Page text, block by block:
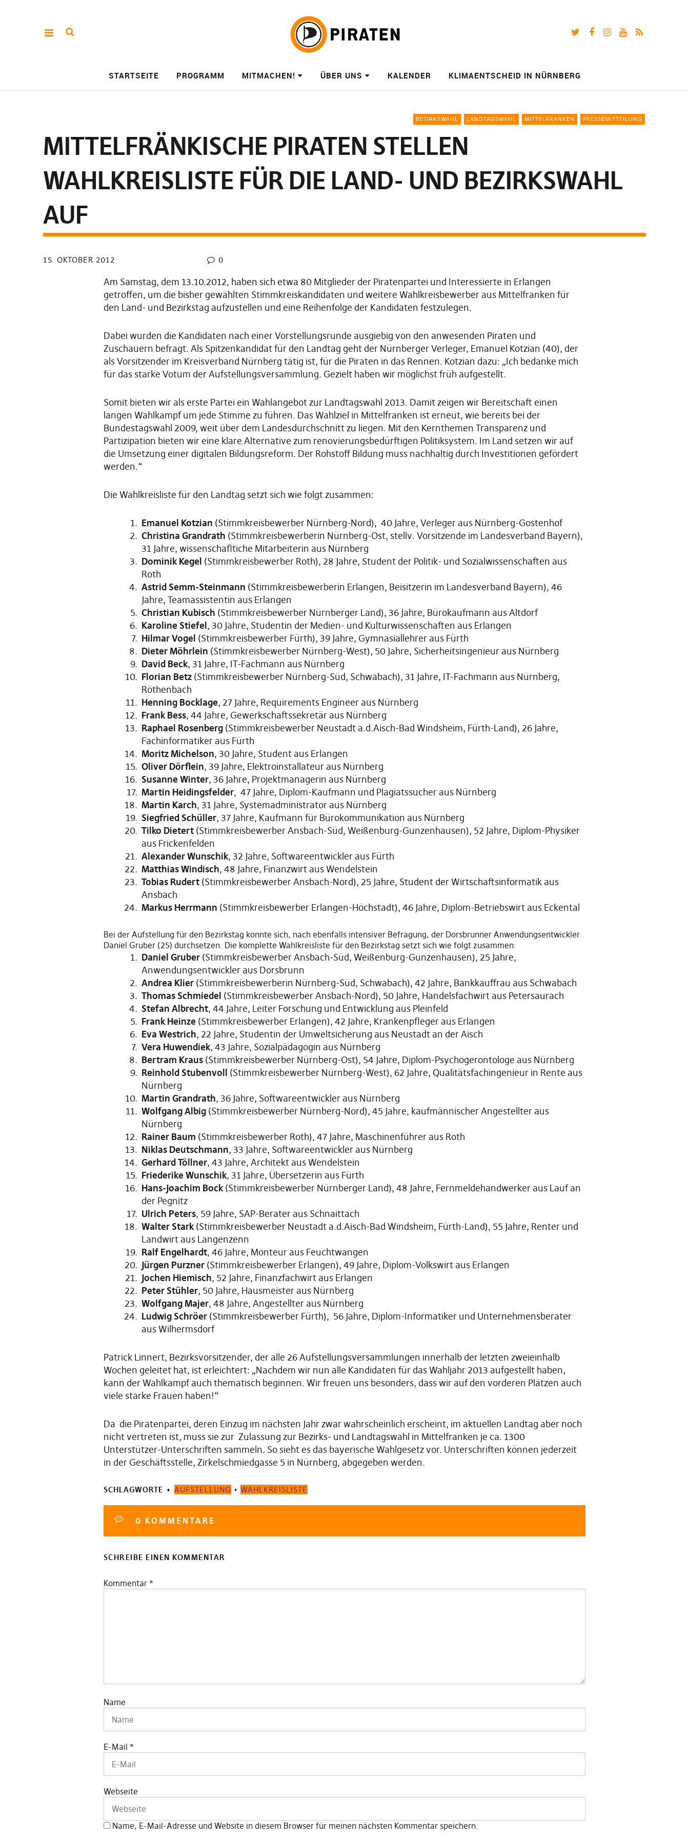
STARTSEITE
PROGRAMM MITMACHEN! ÜBER UNS KALENDER KLIMAENTSCHEID IN NÜRNBERG
BEZIRKSWAHL LANDTAGSWAHL MITTELFRANKEN PRESSEMITTEILUNG
MITTELFRÄNKISCHE PIRATEN STELLEN
WAHLKREISLISTE FÜR DIE LAND- UND BEZIRKSWAHL
AUF
15. OKTOBER 2012 0
Am Samstag, dem 13.10.2012, haben sich etwa 80 Mitglieder der Piratenpartei und Interessierte in Erlangen
getroffen, um die bisher gewählten Stimmkreiskandidaten und weitere Wahlkreisbewerber aus Mittelfranken für
den Land- und Bezirkstag aufzustellen und eine Reihenfolge der Kandidaten festzulegen.
Dabei wurden die Kandidaten nach einer Vorstellungsrunde ausgiebig von den anwesenden Piraten und
Zuschauern befragt. Als Spitzenkandidat für den Landtag geht der Nürnberger Verleger, Emanuel Kotzian (40), der
als Vorsitzender im Kreisverband Nürnberg tätig ist, für die Piraten in das Rennen. Kotzian dazu: „Ich bedanke mich
für das starke Votum der Aufstellungsversammlung. Gezielt haben wir möglichst früh aufgestellt.
Somit bieten wir als erste Partei ein Wahlangebot zur Landtagswahl 2013. Damit zeigen wir Bereitschaft einen
langen Wahlkampf um jede Stimme zu führen. Das Wahlziel in Mittelfranken ist erneut, wie bereits bei der
Bundestagswahl 2009, weit über dem Landesdurchschnitt zu liegen. Mit den Kernthemen Transparenz und
Partizipation bieten wir eine klare Alternative zum renovierungsbedürftigen Politiksystem. Im Land setzen wir auf
die Umsetzung einer digitalen Bildungsreform. Der Rohstoff Bildung muss nachhaltig durch Investitionen gefördert
werden.“
Die Wahlkreisliste für den Landtag setzt sich wie folgt zusammen:
Emanuel Kotzian (Stimmkreisbewerber Nürnberg-Nord), 40 Jahre, Verleger aus Nürnberg-Gostenhof
Christina Grandrath (Stimmkreisbewerberin Nürnberg-Ost, stellv. Vorsitzende im Landesverband Bayern),
31 Jahre, wissenschafltiche Mitarbeiterin aus Nürnberg
Dominik Kegel (Stimmkreisbewerber Roth), 28 Jahre, Student der Politik- und Sozialwissenschaften aus
Roth
Astrid Semm-Steinmann (Stimmkreisbewerberin Erlangen, Beisitzerin im Landesverband Bayern), 46
Jahre, Teamassistentin aus Erlangen
Christian Kubisch (Stimmkreisbewerber Nürnberger Land), 36 Jahre, Bürokaufmann aus Altdorf
Karoline Stiefel, 30 Jahre, Studentin der Medien- und Kulturwissenschaften aus Erlangen
Hilmar Vogel (Stimmkreisbewerber Fürth), 39 Jahre, Gymnasiallehrer aus Fürth
Dieter Möhrlein (Stimmkreisbewerber Nürnberg-West), 50 Jahre, Sicherheitsingenieur aus Nürnberg
David Beck, 31 Jahre, IT-Fachmann aus Nürnberg
Florian Betz(Stimmkreisbewerber Nürnberg-Süd, Schwabach), 31 Jahre, IT-Fachmann aus Nürnberg,
Röthenbach
Henning Bocklage, 27 Jahre, Requirements Engineer aus Nürnberg
Frank Bess, 44 Jahre, Gewerkschaftssekretär aus Nürnberg
Raphael Rosenberg(Stimmkreisbewerber Neustadt a.d.Aisch-Bad Windsheim, Fürth-Land), 26 Jahre,
Fachinformatiker aus Fürth
Moritz Michelson, 30 Jahre, Student aus Erlangen
Oliver Dörflein, 39 Jahre, Elektroinstallateur aus Nürnberg
Susanne Winter, 36 Jahre, Projektmanagerin aus Nürnberg
Martin Heidingsfelder, 47 Jahre, Diplom-Kaufmann und Plagiatssucher aus Nürnberg
Martin Karch, 31 Jahre, Systemadministrator aus Nürnberg
Siegfried Schüller, 37 Jahre, Kaufmann für Bürokommunikation aus Nürnberg
Tilko Dietert(Stimmkreisbewerber Ansbach-Süd, Weißenburg-Gunzenhausen), 52 Jahre, Diplom-Physiker
aus Frickenfelden
Alexander Wunschik, 32 Jahre, Softwareentwickler aus Fürth
Matthias Windisch, 48 Jahre, Finanzwirt aus Wendelstein
Tobias Rudert(Stimmkreisbewerber Ansbach-Nord), 25 Jahre, Student der Wirtschaftsinformatik aus
Ansbach
Markus Herrmann (Stimmkreisbewerber Erlangen-Höchstadt), 46 Jahre, Diplom-Betriebswirt aus Eckental
Bei der Aufstellung für den Bezirkstag konnte sich, nach ebenfalls intensiver Befragung, der Dorsbrunner Anwendungsentwickler
Daniel Gruber (25) durchsetzen. Die komplette Wahlkreisliste für den Bezirkstag setzt sich wie folgt zusammen:
Daniel Gruber(Stimmkreisbewerber Ansbach-Süd, Weißenburg-Gunzenhausen), 25 Jahre,
Anwendungsentwickler aus Dorsbrunn
Andrea Klier(Stimmkreisbewerberin Nürnberg-Süd, Schwabach), 42 Jahre, Bankkauffrau aus Schwabach
Thomas Schmiedel (Stimmkreisbewerber Ansbach-Nord), 50 Jahre, Handelsfachwirt aus Petersaurach
Stefan Albrecht, 44 Jahre, Leiter Forschung und Entwicklung aus Pleinfeld
Frank Heinze(Stimmkreisbewerber Erlangen), 42 Jahre, Krankenpfleger aus Erlangen
Eva Westrich, 22 Jahre, Studentin der Umweltsicherung aus Neustadt an der Aisch
Vera Huwendiek, 43 Jahre, Sozialpädagogin aus Nürnberg
Bertram Kraus(Stimmkreisbewerber Nürnberg-Ost), 54 Jahre, Diplom-Psychogerontologe aus Nürnberg
Reinhold Stubenvoll (Stimmkreisbewerber Nürnberg-West), 62 Jahre, Qualitätsfachingenieur in Rente aus
Nürnberg
Martin Grandrath, 36 Jahre, Softwareentwickler aus Nürnberg
Wolfgang Albig(Stimmkreisbewerber Nürnberg-Nord), 45 Jahre, kaufmännischer Angestellter aus
Nürnberg
Rainer Baum (Stimmkreisbewerber Roth), 47 Jahre, Maschinenführer aus Roth
Niklas Deutschmann, 33 Jahre, Softwareentwickler aus Nürnberg
Gerhard Töllner, 43 Jahre, Architekt aus Wendelstein
Friederike Wunschik, 31 Jahre, Übersetzerin aus Fürth
Hans-Joachim Bock(Stimmkreisbewerber Nürnberger Land), 48 Jahre, Fernmeldehandwerker aus Lauf an
der Pegnitz
Ulrich Peters, 59 Jahre, SAP-Berater aus Schnaittach
Walter Stark(Stimmkreisbewerber Neustadt a.d.Aisch-Bad Windsheim, Fürth-Land), 55 Jahre, Renter und
Landwirt aus Langenzenn
Ralf Engelhardt, 46 Jahre, Monteur aus Feuchtwangen
Jürgen Purzner(Stimmkreisbewerber Erlangen), 49 Jahre, Diplom-Volkswirt aus Erlangen
Jochen Hiemisch, 52 Jahre, Finanzfachwirt aus Erlangen
Peter Stühler, 50 Jahre, Hausmeister aus Nürnberg
Wolfgang Majer, 48 Jahre, Angestellter aus Nürnberg
Ludwig Schröer(Stimmkreisbewerber Fürth), 56 Jahre, Diplom-Informatiker und Unternehmensberater
aus Wilhermsdorf
Patrick Linnert, Bezirksvorsitzender, der alle 26 Aufstellungsversammlungen innerhalb der letzten zweieinhalb
Wochen geleitet hat, ist erleichtert: „Nachdem wir nun alle Kandidaten für das Wahljahr 2013 aufgestellt haben,
kann der Wahlkampf auch thematisch beginnen. Wir freuen uns besonders, dass wir auf den vorderen Plätzen auch
viele starke Frauen haben!“
Da die Piratenpartei, deren Einzug im nächsten Jahr zwar wahrscheinlich erscheint, im aktuellen Landtag aber noch
nicht vertreten ist, muss sie zur Zulassung zur Bezirks- und Landtagswahl in Mittelfranken je ca. 1300
Unterstützer-Unterschriften sammeln. So sieht es das bayerische Wahlgesetz vor. Unterschriften können jederzeit
in der Geschäftsstelle, Zirkelschmiedgasse 5 in Nürnberg, abgegeben werden.
SCHLAGWORTE AUFSTELLUNG • WAHLKREISLISTE
0 KOMMENTARE
SCHREIBE EINEN KOMMENTAR
Kommentar *
Name
E-Mail *
Webseite
Name, E-Mail-Adresse und Website in diesem Browser für meinen nächsten Kommentar speichern.